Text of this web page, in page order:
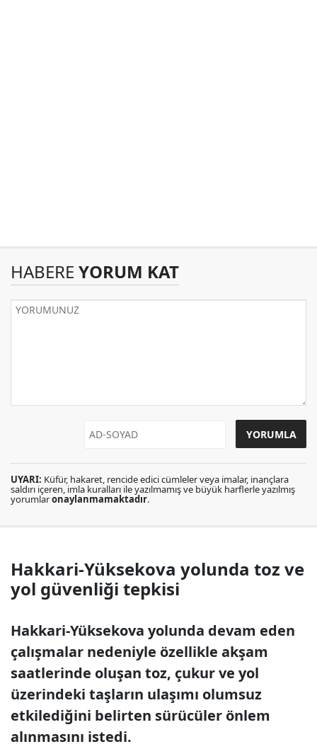
HABERE YORUM KAT
UYARI: Küfür, hakaret, rencide edici cümleler veya imalar, inançlara
saldırı içeren, imla kuralları ile yazılmamış ve büyük harflerle yazılmış
yorumlaronaylanmamaktadır.
Hakkari-Yüksekova yolunda toz ve
yol güvenliği tepkisi
Hakkari-Yüksekova yolunda devam eden
çalışmalar nedeniyle özellikle akşam
saatlerinde oluşan toz, çukur ve yol
üzerindeki taşların ulaşımı olumsuz
etkilediğini belirten sürücüler önlem
alınmasını istedi.